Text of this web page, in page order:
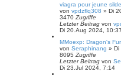
viagra pour jeune
von vpdzflq308 » Di
3470 Zugriffe
Letzter Beitrag von
Di 20.Aug 2024, 10:37
MMoexp: Dragon's
von Seraphinang » Di
8095 Zugriffe
Letzter Beitrag von
Di 23.Jul 2024, 7:14